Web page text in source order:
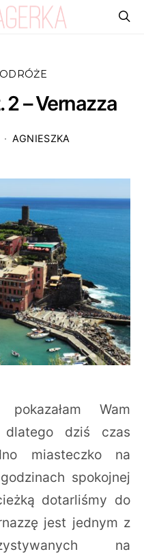
2 – Vernazza
AGNIESZKA
Wam
dziś czas
miasteczko na
spokojnej
dotarliśmy do
jest jednym z
na